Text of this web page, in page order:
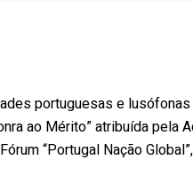
portuguesas e lusófonas
ao Mérito” atribuída pela
“Portugal Nação